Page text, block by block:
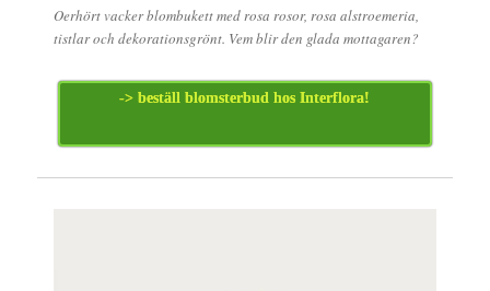
Oerhört vacker blombukett med rosa rosor, rosa alstroemeria,
tistlar och dekorationsgrönt. Vem blir den glada mottagaren?
-> beställ blomsterbud hos Interflora!